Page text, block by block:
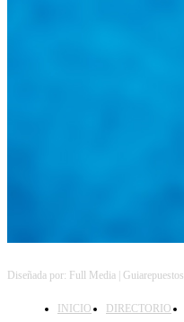
Diseñada por: Full Media | Guiarepuestos
INICIO DIRECTORIO